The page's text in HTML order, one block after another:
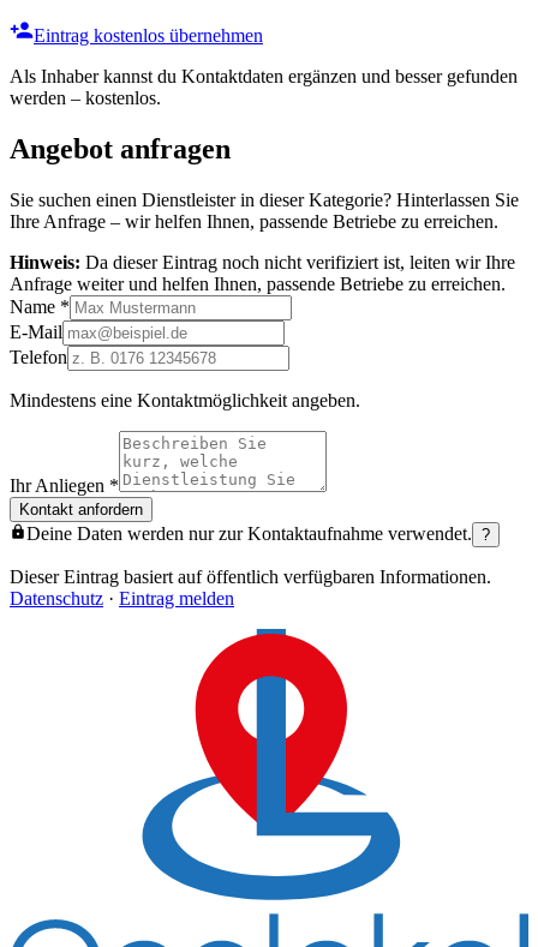
Eintrag kostenlos übernehmen
Als Inhaber kannst du Kontaktdaten ergänzen und besser gefunden
werden – kostenlos.
Angebot anfragen
Sie suchen einen Dienstleister in dieser Kategorie? Hinterlassen Sie
Ihre Anfrage – wir helfen Ihnen, passende Betriebe zu erreichen.
Hinweis: Da dieser Eintrag noch nicht verifiziert ist, leiten wir Ihre
Anfrage weiter und helfen Ihnen, passende Betriebe zu erreichen.
Name *
E-Mail
Telefon
Mindestens eine Kontaktmöglichkeit angeben.
Ihr Anliegen *
Kontakt anfordern
Deine Daten werden nur zur Kontaktaufnahme verwendet. ?
Dieser Eintrag basiert auf öffentlich verfügbaren Informationen.
Datenschutz · Eintrag melden